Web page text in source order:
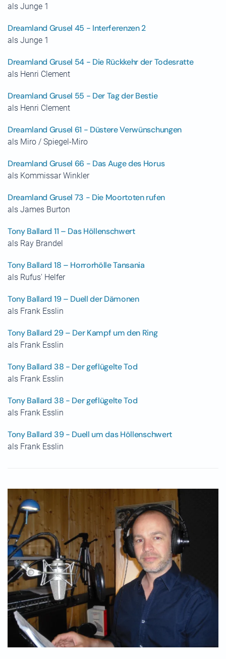
als Junge 1
Dreamland Grusel 45 - Interferenzen 2
als Junge 1
Dreamland Grusel 54 - Die Rückkehr der Todesratte
als Henri Clement
Dreamland Grusel 55 - Der Tag der Bestie
als Henri Clement
Dreamland Grusel 61 - Düstere Verwünschungen
als Miro / Spiegel-Miro
Dreamland Grusel 66 - Das Auge des Horus
als Kommissar Winkler
Dreamland Grusel 73 - Die Moortoten rufen
als James Burton
Tony Ballard 11 – Das Höllenschwert
als Ray Brandel
Tony Ballard 18 – Horrorhölle Tansania
als Rufus' Helfer
Tony Ballard 19 – Duell der Dämonen
als Frank Esslin
Tony Ballard 29 – Der Kampf um den Ring
als Frank Esslin
Tony Ballard 38 - Der geflügelte Tod
als Frank Esslin
Tony Ballard 38 - Der geflügelte Tod
als Frank Esslin
Tony Ballard 39 - Duell um das Höllenschwert
als Frank Esslin